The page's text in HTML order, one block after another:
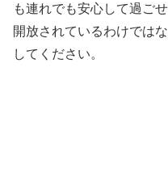
も連れでも安心して過ご
開放されているわけでは
してください。